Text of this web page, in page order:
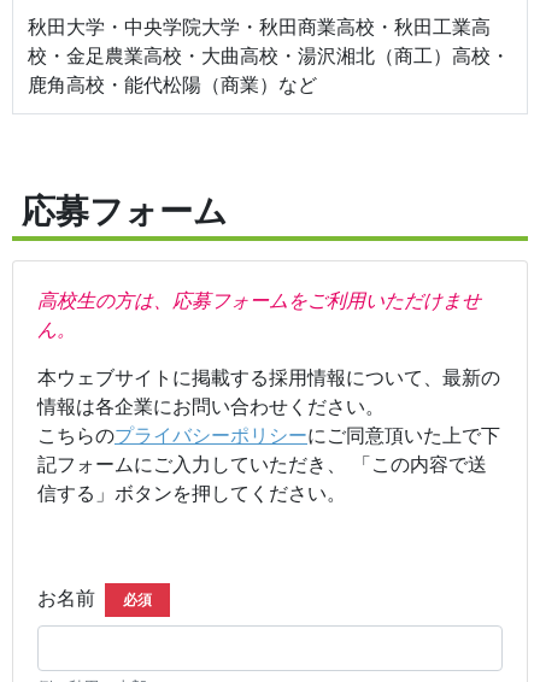
秋田大学・中央学院大学・秋田商業高校・秋田工業高
校・金足農業高校・大曲高校・湯沢湘北（商工）高校・
鹿角高校・能代松陽（商業）など
応募フォーム
高校生の方は、応募フォームをご利用いただけませ
ん。
本ウェブサイトに掲載する採用情報について、最新の
情報は各企業にお問い合わせください。
こちらのプライバシーポリシーにご同意頂いた上で下
記フォームにご入力していただき、 「この内容で送
信する」ボタンを押してください。
お名前 必須